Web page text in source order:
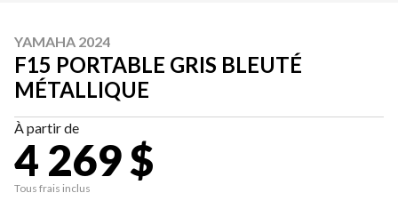
YAMAHA 2024
F15 PORTABLE GRIS BLEUTÉ
MÉTALLIQUE
À partir de
4 269 $
Tous frais inclus